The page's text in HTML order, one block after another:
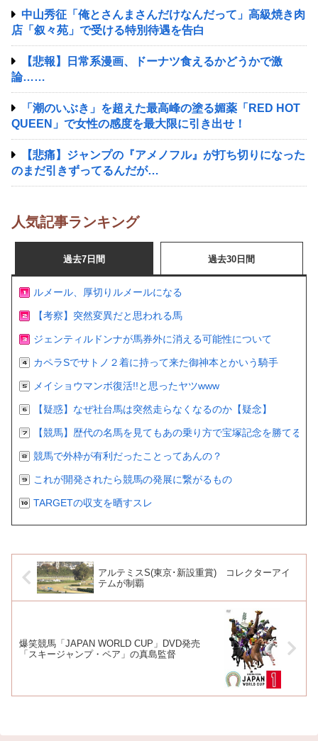
中山秀征「俺とさんまさんだけなんだって」高級焼き肉
店「叙々苑」で受ける特別待遇を告白
【悲報】日常系漫画、ドーナツ食えるかどうかで激
論……
「潮のいぶき」を超えた最高峰の塗る媚薬「RED HOT
QUEEN」で女性の感度を最大限に引き出せ！
【悲痛】ジャンプの『アメノフル』が打ち切りになった
のまだ引きずってるんだが…
人気記事ランキング
過去7日間 過去30日間
ルメール、厚切りルメールになる
【考察】突然変異だと思われる馬
ジェンティルドンナが馬券外に消える可能性について
カペラSでサトノ２着に持って来た御神本とかいう騎手
メイショウマンボ復活!!と思ったヤツwww
【疑惑】なぜ社台馬は突然走らなくなるのか【疑念】
【競馬】歴代の名馬を見てもあの乗り方で宝塚記念を勝てる
競馬で外枠が有利だったことってあんの？
これが開発されたら競馬の発展に繋がるもの
TARGETの収支を晒すスレ
アルテミスS(東京･新設重賞) コレクターアイ
テムが制覇
爆笑競馬「JAPAN WORLD CUP」DVD発売
「スキージャンプ・ペア」の真島監督